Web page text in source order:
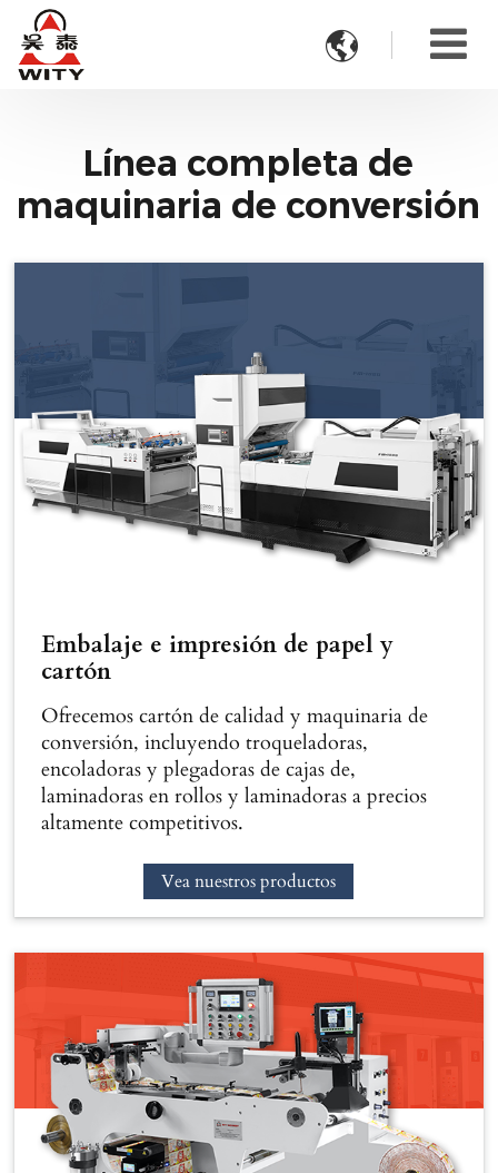

Línea completa de
maquinaria de conversión
Embalaje e impresión de papel y
cartón
Ofrecemos cartón de calidad y maquinaria de
conversión, incluyendo troqueladoras,
encoladoras y plegadoras de cajas de,
laminadoras en rollos y laminadoras a precios
altamente competitivos.
Vea nuestros productos